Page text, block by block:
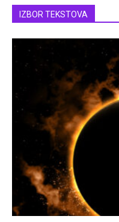
IZBOR TEKSTOVA